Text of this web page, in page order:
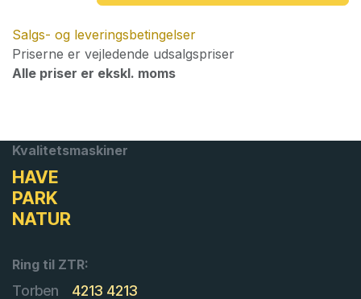
Salgs- og leveringsbetingelser
Priserne er vejledende udsalgspriser
Alle priser er ekskl. moms
Kvalitetsmaskiner
HAVE
PARK
NATUR
Ring til ZTR:
Torben
4213 4213